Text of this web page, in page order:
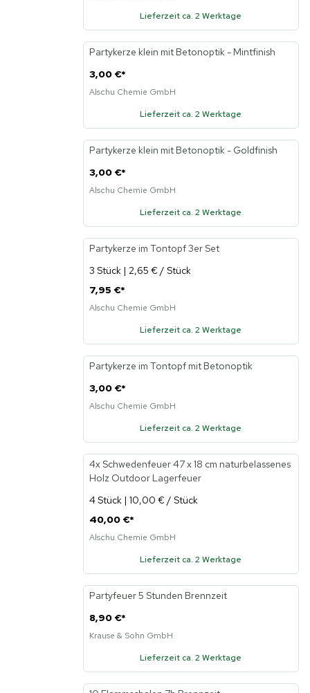
Lieferzeit ca. 2 Werktage
Neu
Partykerze klein mit Betonoptik - Mintfinish
3,00 €*
Alschu Chemie GmbH
Lieferzeit ca. 2 Werktage
Neu
Partykerze klein mit Betonoptik - Goldfinish
3,00 €*
Alschu Chemie GmbH
Lieferzeit ca. 2 Werktage
Neu
Partykerze im Tontopf 3er Set
3 Stück | 2,65 € / Stück
7,95 €*
Alschu Chemie GmbH
Lieferzeit ca. 2 Werktage
Neu
Partykerze im Tontopf mit Betonoptik
3,00 €*
Alschu Chemie GmbH
Lieferzeit ca. 2 Werktage
4x Schwedenfeuer 47 x 18 cm naturbelassenes
Holz Outdoor Lagerfeuer
4 Stück | 10,00 € / Stück
40,00 €*
Alschu Chemie GmbH
Lieferzeit ca. 2 Werktage
Partyfeuer 5 Stunden Brennzeit
8,90 €*
Krause & Sohn GmbH
Lieferzeit ca. 2 Werktage